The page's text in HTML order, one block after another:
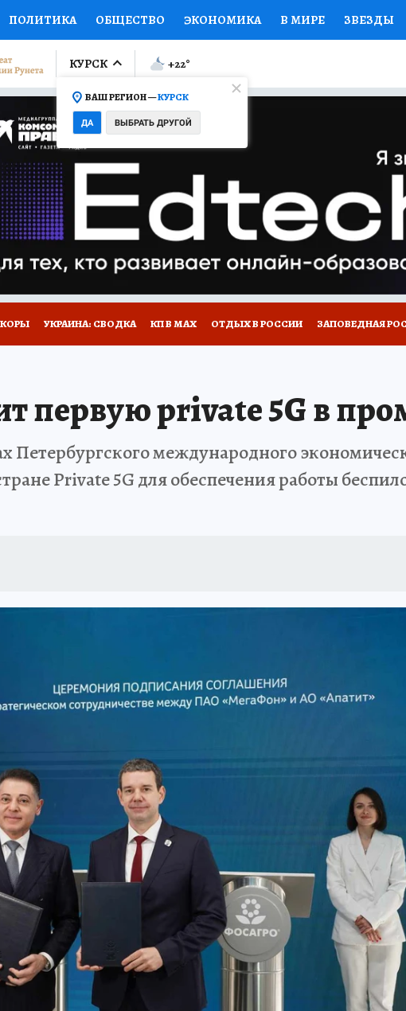
ПОЛИТИКА ОБЩЕСТВО ЭКОНОМИКА В МИРЕ ЗВЕЗДЫ
КОЛУМНИСТЫ ПРОИСШЕСТВИЯ НАЦИОНАЛЬНЫЕ
ОТКРЫВАЕМ МИР Я ЗНАЮ СЕМЬЯ ЖЕНСКИЕ
ПРОМОКОДЫ СЕРИАЛЫ
ТЕЛЕВИЗОР КОЛЛЕКЦИИ КОНКУРСЫ
НА САЙТЕ
КУРСК
ВАШ РЕГИОН —КУРСК
ДА ВЫБРАТЬ ДРУГОЙ
+22°
УКРАИНА: СВОДКА КП В МАХ ОТДЫХ В РОССИИ ЗАПОВЕДНАЯ
первую private 5G в
Петербургского международного
Private 5G для обеспечения работы